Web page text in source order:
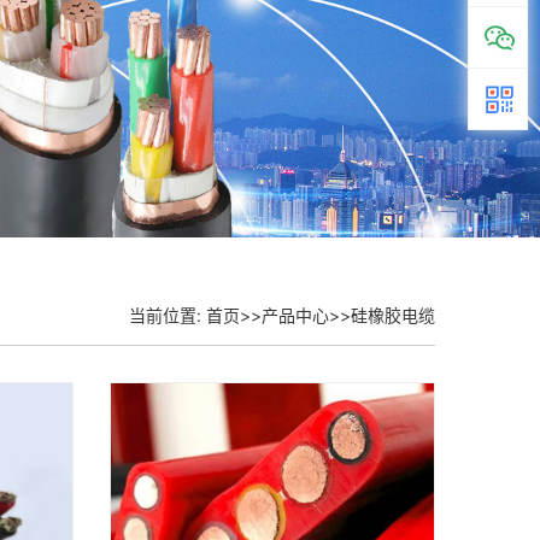
当前位置: 首页>>产品中心>>硅橡胶电缆